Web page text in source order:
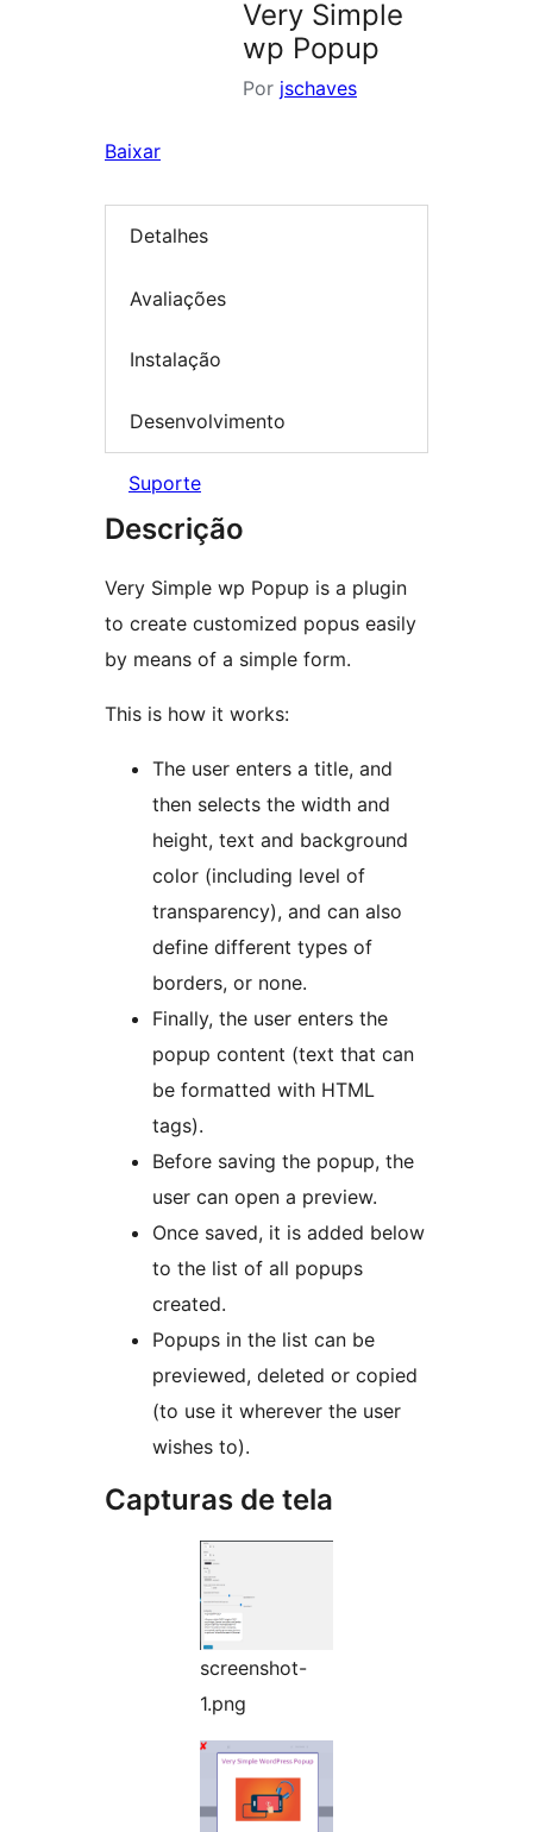
Very Simple
wp Popup
Por jschaves
Baixar
Detalhes
Avaliações
Instalação
Desenvolvimento
Suporte
Descrição
Very Simple wp Popup is a plugin
to create customized popus easily
by means of a simple form.
This is how it works:
The user enters a title, and
then selects the width and
height, text and background
color (including level of
transparency), and can also
define different types of
borders, or none.
Finally, the user enters the
popup content (text that can
be formatted with HTML
tags).
Before saving the popup, the
user can open a preview.
Once saved, it is added below
to the list of all popups
created.
Popups in the list can be
previewed, deleted or copied
(to use it wherever the user
wishes to).
Capturas de tela
screenshot-
1.png